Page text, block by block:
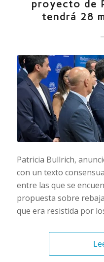
proyecto de
tendrá 28
Patricia Bullrich,
con un texto
entre las que se
propuesta sobre
que era resistida por